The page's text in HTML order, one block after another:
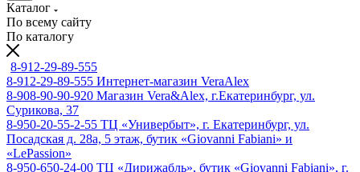
Каталог
По всему сайту
По каталогу
8-912-29-89-555
8-912-29-89-555 Интернет-магазин VeraAlex
8-908-90-90-920 Магазин Vera&Alex, г.Екатеринбург, ул.
Сурикова, 37
8-950-20-55-2-55 ТЦ «Универбыт», г. Екатеринбург, ул.
Посадская д. 28а, 5 этаж, бутик «Giovanni Fabiani» и
«LePassion»
8-950-650-24-00 ТЦ «Дирижабль», бутик «Giovanni Fabiani», г.